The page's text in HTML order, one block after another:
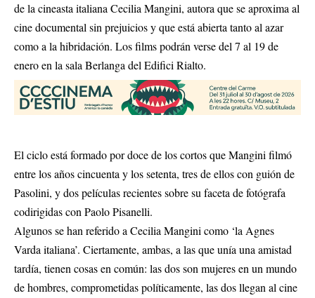
de la cineasta italiana Cecilia Mangini, autora que se aproxima al
cine documental sin prejuicios y que está abierta tanto al azar
como a la hibridación. Los films podrán verse del 7 al 19 de
enero en la sala Berlanga del Edifici Rialto.
El ciclo está formado por doce de los cortos que Mangini filmó
entre los años cincuenta y los setenta, tres de ellos con guión de
Pasolini, y dos películas recientes sobre su faceta de fotógrafa
codirigidas con Paolo Pisanelli.
Algunos se han referido a Cecilia Mangini como ‘la Agnes
Varda italiana’. Ciertamente, ambas, a las que unía una amistad
tardía, tienen cosas en común: las dos son mujeres en un mundo
de hombres, comprometidas políticamente, las dos llegan al cine